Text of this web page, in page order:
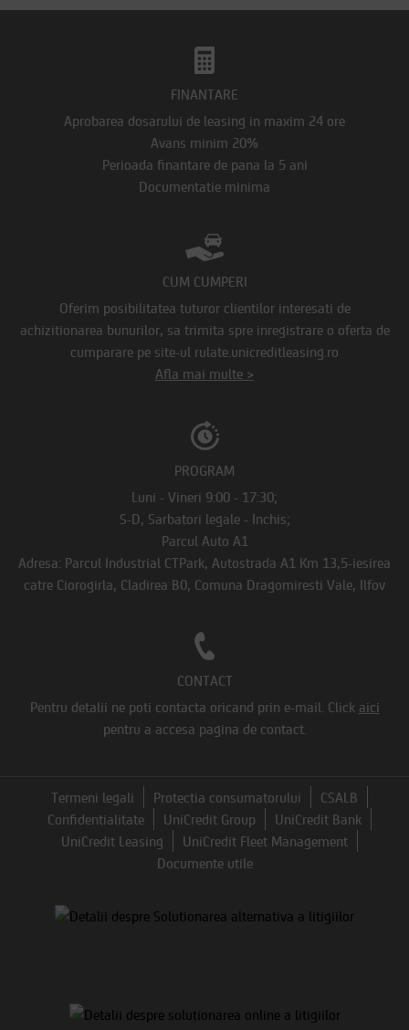
FINANTARE
Aprobarea dosarului de leasing in maxim 24 ore
Avans minim 20%
Perioada finantare de pana la 5 ani
Documentatie minima
CUM CUMPERI
Oferim posibilitatea tuturor clientilor interesati de
achizitionarea bunurilor, sa trimita spre inregistrare o oferta de
cumparare pe site-ul rulate.unicreditleasing.ro
Afla mai multe >
PROGRAM
Luni - Vineri 9:00 - 17:30;
S-D, Sarbatori legale - Inchis;
Parcul Auto A1
Adresa: Parcul Industrial CTPark, Autostrada A1 Km 13,5-iesirea
catre Ciorogirla, Cladirea B0, Comuna Dragomiresti Vale, Ilfov
CONTACT
Pentru detalii ne poti contacta oricand prin e-mail. Click aici
pentru a accesa pagina de contact.
Termeni legali Protectia consumatorului
CSALB
Confidentialitate
UniCredit Group
UniCredit Bank
UniCredit Leasing
UniCredit Fleet Management
Documente utile